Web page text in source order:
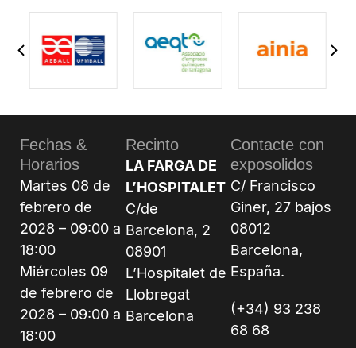
Fechas &
Horarios
Martes 08 de
febrero de
2028 – 09:00 a
18:00
Miércoles 09
de febrero de
2028 – 09:00 a
18:00
Recinto
LA FARGA DE
L’HOSPITALET
C/de
Barcelona, 2
08901
L’Hospitalet de
Llobregat
Barcelona
Contacte con
exposolidos
C/ Francisco
Giner, 27 bajos
08012
Barcelona,
España.
(+34) 93 238
68 68